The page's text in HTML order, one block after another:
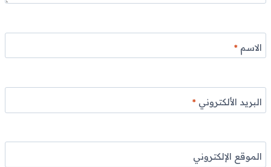
الاسم*
البريد الألكتروني*
الموقع الإلكتروني